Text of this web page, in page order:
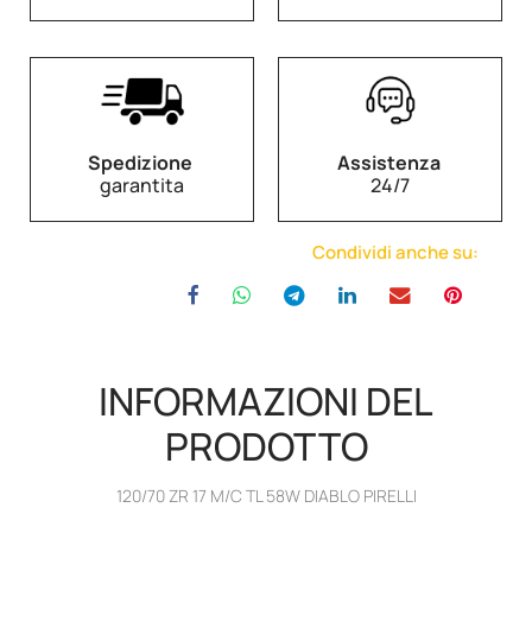
Spedizione
garantita
Assistenza
24/7
Condividi anche su:
INFORMAZIONI DEL
PRODOTTO
120/70 ZR 17 M/C TL 58W DIABLO PIRELLI